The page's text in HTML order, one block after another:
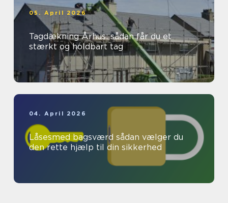
05. April 2026
Tagdækning Århus: sådan får du et
stærkt og holdbart tag
04. April 2026
Låsesmed bagsværd sådan vælger du
den rette hjælp til din sikkerhed